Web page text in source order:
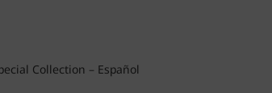
Collection – Español